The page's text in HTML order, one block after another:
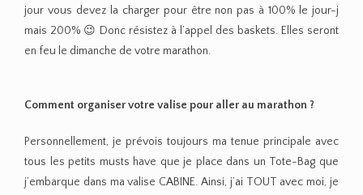
jour vous devez la charger pour être non pas à 100% le jour-j
mais 200% 😉 Donc résistez à l’appel des baskets. Elles seront
en feu le dimanche de votre marathon.
Comment organiser votre valise pour aller au marathon ?
Personnellement, je prévois toujours ma tenue principale avec
tous les petits musts have que je place dans un Tote-Bag que
j’embarque dans ma valise CABINE. Ainsi, j’ai TOUT avec moi, je